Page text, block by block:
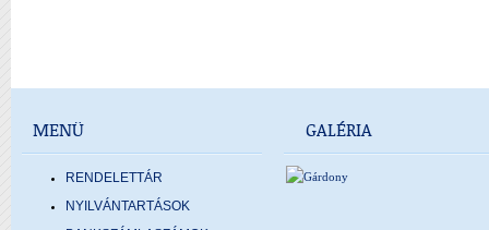
MENÜ
RENDELETTÁR
NYILVÁNTARTÁSOK
GALÉRIA